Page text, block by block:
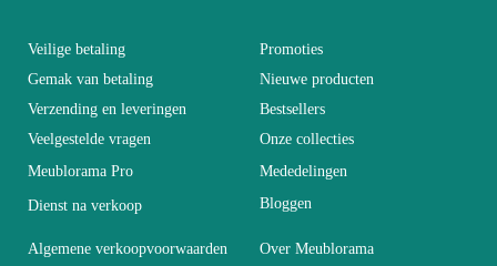
Leeftijd Volwassen
Collectie SWITCH
Kleuren Grijs
Levertijd (Aantal dagen) 0
You Must Login To Review
Veilige betaling
Gemak van betaling
Verzending en leveringen
Veelgestelde vragen
Meublorama Pro
Dienst na verkoop
Promoties
Nieuwe producten
Bestsellers
Onze collecties
Mededelingen
Bloggen
Algemene verkoopvoorwaarden
Over Meublorama